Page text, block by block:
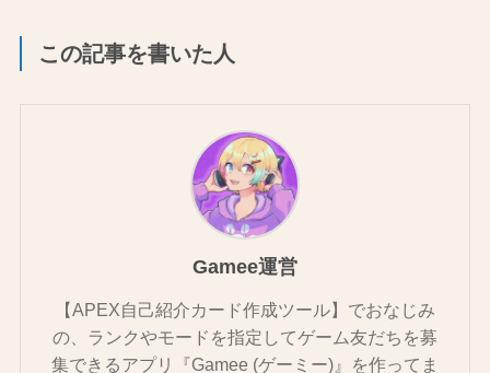
この記事を書いた人
Gamee運営
【APEX自己紹介カード作成ツール】でおなじみ
の、ランクやモードを指定してゲーム友だちを募
集できるアプリ『Gamee (ゲーミー)』を作ってま